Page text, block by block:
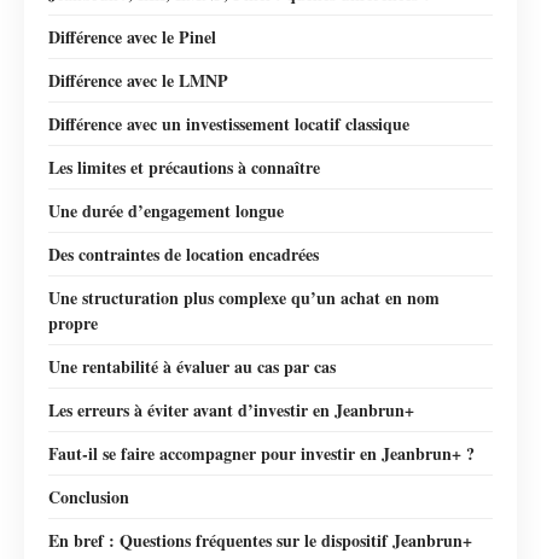
Différence avec le Pinel
Différence avec le LMNP
Différence avec un investissement locatif classique
Les limites et précautions à connaître
Une durée d’engagement longue
Des contraintes de location encadrées
Une structuration plus complexe qu’un achat en nom
propre
Une rentabilité à évaluer au cas par cas
Les erreurs à éviter avant d’investir en Jeanbrun+
Faut-il se faire accompagner pour investir en Jeanbrun+ ?
Conclusion
En bref : Questions fréquentes sur le dispositif Jeanbrun+